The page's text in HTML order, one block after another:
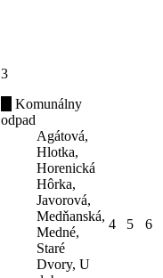
3
Komunálny
odpad
Agátová,
Hlotka,
Horenická
Hôrka,
Javorová,
Medňanská,
Medné,
Staré
Dvory, U
4 5 6